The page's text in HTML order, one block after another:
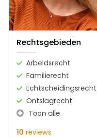
Rechtsgebieden
Arbeidsrecht
Familierecht
Echtscheidingsrecht
Ontslagrecht
Toon alle
10 reviews